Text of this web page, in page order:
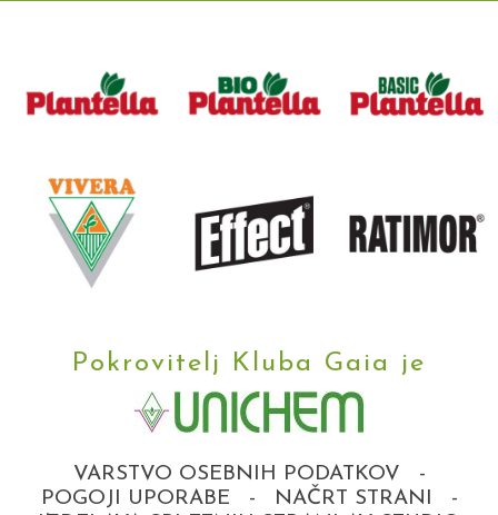
Pokrovitelj Kluba Gaia je
VARSTVO OSEBNIH PODATKOV
-
POGOJI UPORABE
- NAČRT STRANI
-